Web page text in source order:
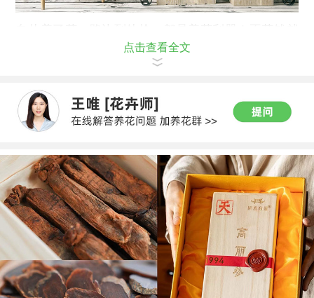
养好花，真是赚大了！点击查看全文